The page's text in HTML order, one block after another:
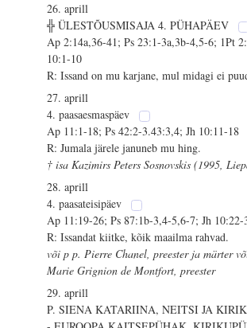
26. aprill
╬ ÜLESTÕUSMISAJA 4. PÜHAPÄEV
Ap 2:14a,36-41; Ps 23:1-3a,3b-4,5-6; 1Pt
10:1-10
R: Issand on mu karjane, mul midagi ei
27. aprill
4. paasaesmaspäev
Ap 11:1-18; Ps 42:2-3.43:3,4; Jh 10:11-18
R: Jumala järele januneb mu hing.
† isa Kazimirs Peters Sosnovskis (1995,
28. aprill
4. paasateisipäev
Ap 11:19-26; Ps 87:1b-3,4-5,6-7; Jh 10:22-
R: Issandat kiitke, kõik maailma rahvad.
või p p. Pierre Chanel, preester ja märter
Marie Grignion de Montfort, preester
29. aprill
P. SIENA KATARIINA, NEITSI JA